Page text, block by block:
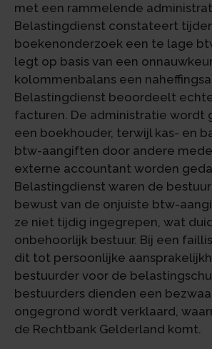
met een rammelende
Belastingdienst constateert
boekenonderzoek een te lage
legt op basis van een
kolommenbalans een
Belastingdienst beoordeelt
facturen. De administratie wordt
een boekhouder, terwijl kas- en
btw-aangiften door andere
externe accountant worden
Belastingdienst waren de
bewust van de onjuiste btw-
ze niet tijdig ingegrepen, wat
onbehoorlijk bestuur. Bij een
dit tot persoonlijke
bestuurder voor de
bestuurders dienden een
ongegrond wordt verklaard,
de Rechtbank Gelderland komt.